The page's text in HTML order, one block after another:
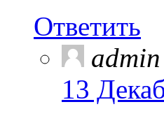
Ответить
admin
13